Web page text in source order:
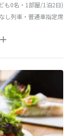
も0名・1部屋/1泊2日)
し列車・普通車指定席